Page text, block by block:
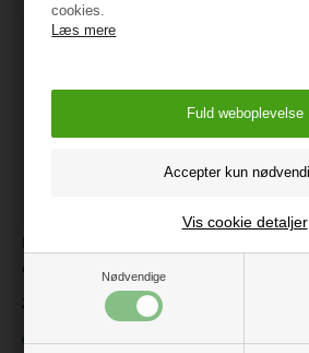
cookies.
Læs mere
Nødvendige
Vis cookie detaljer
Magni Gulvpusle med
dinopark, 9 skumfliser
279,95